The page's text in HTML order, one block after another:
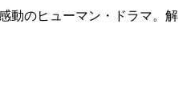
動のヒューマン・ドラマ。解